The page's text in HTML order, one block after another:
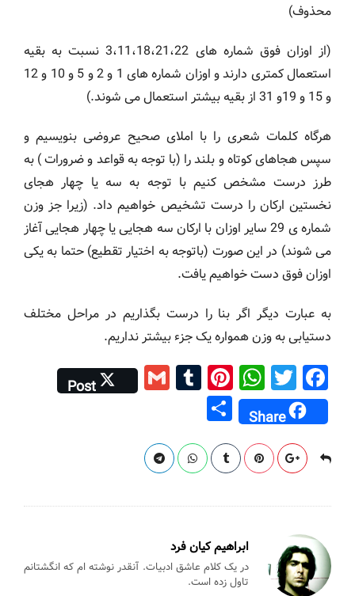
محذوف)
(از اوزان فوق شماره های 3،11،18،21،22 نسبت به بقیه
استعمال کمتری دارند و اوزان شماره های 1 و 2 و 5 و 10 و 12
و 15 و 19و 31 از بقیه بیشتر استعمال می شوند.)
هرگاه کلمات شعری را با املای صحیح عروضی بنویسیم و
سپس هجاهای کوتاه و بلند را (با توجه به قواعد و ضرورات ) به
طرز درست مشخص کنیم با توجه به سه یا چهار هجای
نخستین ارکان را درست تشخیص خواهیم داد. (زیرا جز وزن
شماره ی 29 سایر اوزان با ارکان سه هجایی یا چهار هجایی آغاز
می شوند) در این صورت (باتوجه به اختیار تقطیع) حتما به یکی
اوزان فوق دست خواهیم یافت.
به عبارت دیگر اگر بنا را درست بگذاریم در مراحل مختلف
دستیابی به وزن همواره یک جزء بیشتر نداریم.
F
a
c
e
b
o
o
k
T
wi
tt
er
W
h
at
s
A
p
p
Pi
nt
er
e
st
T
u
bl
r
G
m
Post
Share
h
ar
e
ابراهیم کیان فرد
در یک کلام عاشق ادبیات. آنقدر نوشته ام که انگشتانم
تاول زده است.